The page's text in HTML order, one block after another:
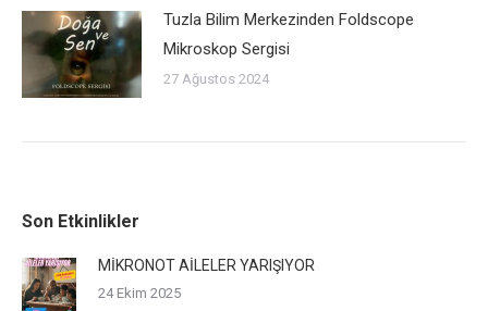
Tuzla Bilim Merkezinden Foldscope
Mikroskop Sergisi
27 Ağustos 2024
Son Etkinlikler
MİKRONOT AİLELER YARIŞIYOR
24 Ekim 2025